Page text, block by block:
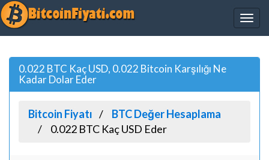
0.022 BTC Kaç USD, 0.022 Bitcoin Karşılığı Ne
Kadar Dolar Eder
Bitcoin Fiyatı
BTC Değer Hesaplama
0.022 BTC Kaç USD Eder